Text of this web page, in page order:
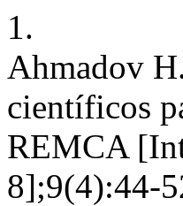
1.
Ahmadov
científicos
REMCA
8];9(4):44-